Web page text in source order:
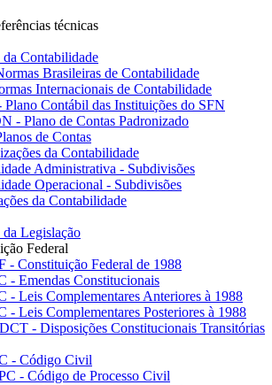
técnicas
da Contabilidade
Brasileiras de Contabilidade
Internacionais de Contabilidade
Contábil das Instituições do SFN
- Plano de Contas Padronizado
de Contas
da Contabilidade
Administrativa - Subdivisões
Operacional - Subdivisões
da Contabilidade
da Legislação
Federal
- Constituição Federal de 1988
- Emendas Constitucionais
- Leis Complementares Anteriores à 1988
- Leis Complementares Posteriores à 1988
- Disposições Constitucionais Transitórias
- Código Civil
- Código de Processo Civil